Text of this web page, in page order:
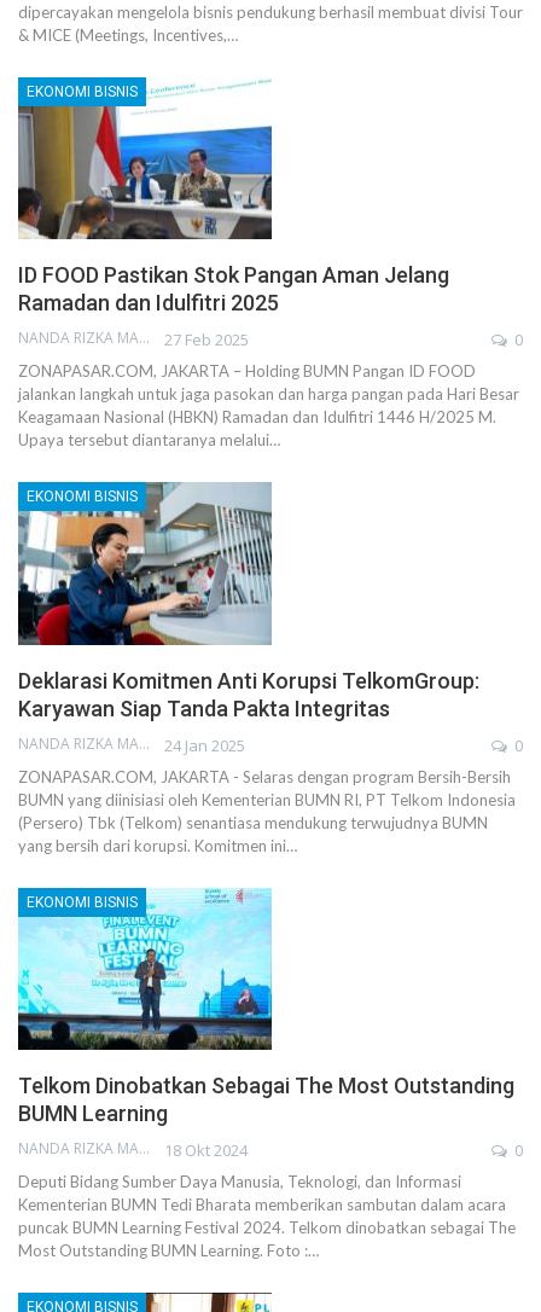
dipercayakan mengelola bisnis pendukung berhasil membuat divisi Tour
& MICE (Meetings, Incentives,…
EKONOMI BISNIS
ID FOOD Pastikan Stok Pangan Aman Jelang
Ramadan dan Idulfitri 2025
NANDA RIZKA MAHENDRA 27 Feb 2025 0
ZONAPASAR.COM, JAKARTA – Holding BUMN Pangan ID FOOD
jalankan langkah untuk jaga pasokan dan harga pangan pada Hari Besar
Keagamaan Nasional (HBKN) Ramadan dan Idulfitri 1446 H/2025 M.
Upaya tersebut diantaranya melalui…
EKONOMI BISNIS
Deklarasi Komitmen Anti Korupsi TelkomGroup:
Karyawan Siap Tanda Pakta Integritas
NANDA RIZKA MAHENDRA 24 Jan 2025 0
ZONAPASAR.COM, JAKARTA - Selaras dengan program Bersih-Bersih
BUMN yang diinisiasi oleh Kementerian BUMN RI, PT Telkom Indonesia
(Persero) Tbk (Telkom) senantiasa mendukung terwujudnya BUMN
yang bersih dari korupsi. Komitmen ini…
EKONOMI BISNIS
Telkom Dinobatkan Sebagai The Most Outstanding
BUMN Learning
NANDA RIZKA MAHENDRA 18 Okt 2024 0
Deputi Bidang Sumber Daya Manusia, Teknologi, dan Informasi
Kementerian BUMN Tedi Bharata memberikan sambutan dalam acara
puncak BUMN Learning Festival 2024. Telkom dinobatkan sebagai The
Most Outstanding BUMN Learning. Foto :…
EKONOMI BISNIS